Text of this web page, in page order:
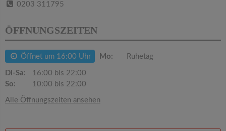
0203 311795
ÖFFNUNGSZEITEN
Öffnet um 16:00 Uhr Mo: Ruhetag
Di-Sa:
16:00 bis 22:00
So:
10:00 bis 22:00
Alle Öffnungszeiten ansehen
a
t
i
o